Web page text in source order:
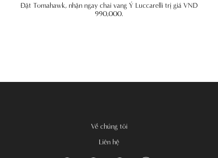
Đặt Tomahawk, nhận ngay chai vang Ý Luccarelli trị giá VND
990,000.
Về chúng tôi
Liên hệ